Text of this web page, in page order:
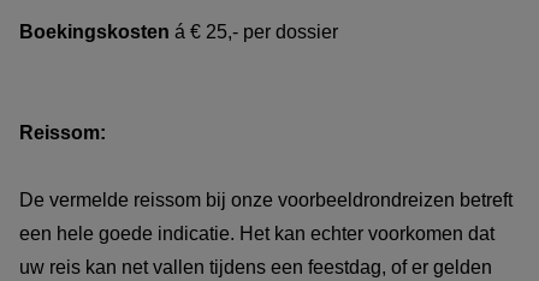
Boekingskosten á € 25,- per dossier
Reissom:
De vermelde reissom bij onze voorbeeldrondreizen betreft
een hele goede indicatie. Het kan echter voorkomen dat
uw reis kan net vallen tijdens een feestdag, of er gelden